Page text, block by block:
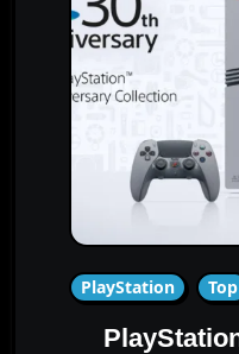
PlayStation Top